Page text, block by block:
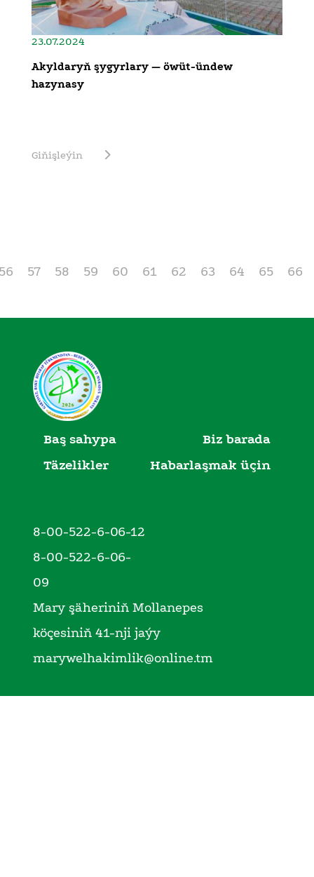
23.07.2024
Akyldaryň şygyrlary — öwüt-ündew
hazynasy
Giňişleýin
57 58 59 60 61 62 63 64 65 66
Baş sahypa
Biz barada
Täzelikler
Habarlaşmak üçin
8-00-522-6-06-12
8-00-522-6-06-
09
Mary şäheriniň Mollanepes
köçesiniň 41-nji jaýy
marywelhakimlik@online.tm